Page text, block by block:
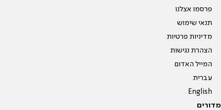
פרסמו אצלנו
תנאי שימוש
מדיניות פרטיות
הצהרת נגישות
המייל האדום
עברית
English
מדורים